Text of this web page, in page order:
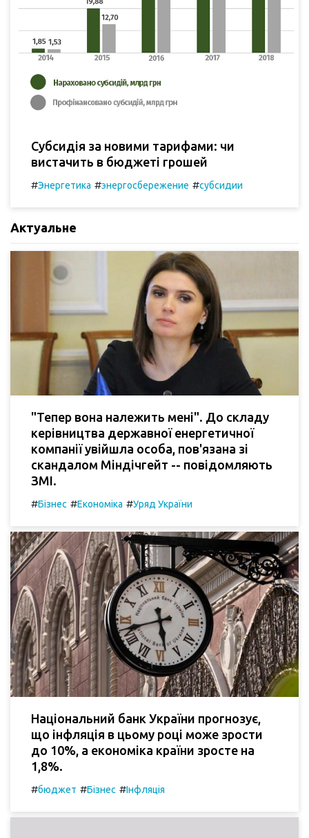
Субсидія за новими тарифами: чи
вистачить в бюджеті грошей
#Энергетика #энергосбережение #субсидии
Актуальне
"Тепер вона належить мені". До складу
керівництва державної енергетичної
компанії увійшла особа, пов'язана зі
скандалом Міндічгейт -- повідомляють
ЗМІ.
#Бізнес #Економіка #Уряд України
Національний банк України прогнозує,
що інфляція в цьому році може зрости
до 10%, а економіка країни зросте на
1,8%.
#бюджет #Бізнес #Інфляція